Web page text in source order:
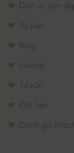
Dịch vụ làm
Sự kiện
Blog
Liên hệ
Tư vấn
Đặt hẹn
Đánh giá